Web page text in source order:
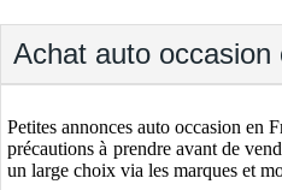
Achat auto occasion
Petites annonces auto occasion en
précautions à prendre avant de
un large choix via les marques et